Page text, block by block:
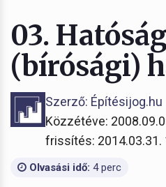
03.
(bírósági)
Szerző: Építésijog.hu
Közzétéve:
frissítés: 2014.03.31.
Olvasási idő: 4 perc